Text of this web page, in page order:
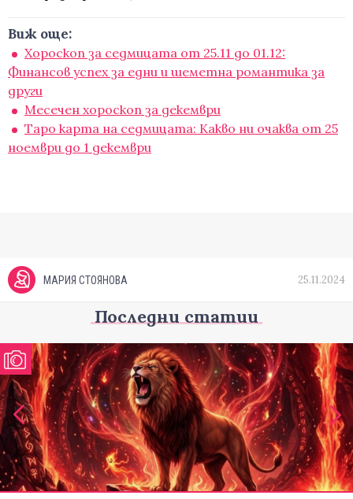
Виж още:
Хороскоп за седмицата от 25.11 до 01.12:
Финансов успех за едни и шеметна романтика за
други
Месечен хороскоп за декември
Таро карта на седмицата: Какво ни очаква от 25
ноември до 1 декември
МАРИЯ СТОЯНОВА 25.11.2024
Последни статии